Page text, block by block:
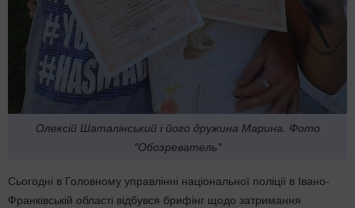
Олексій Шаталінський і його дружина Марина. Фото
"Обозреватель"
Сьогодні в Головному управлінні національної поліції в Івано-
Франківській області відбувся брифінг щодо затримання